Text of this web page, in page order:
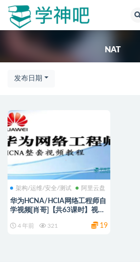
NAT
发布日期
架构/运维/安全/测试 阿里云盘
华为HCNA/HCIA网络工程师自
学视频[肖哥]【共63课时】视频
4 年前 321 19